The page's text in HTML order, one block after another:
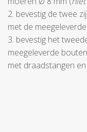
2. bevestig de twee
met de
3. bevestig het
meegeleverde
met draadstangen